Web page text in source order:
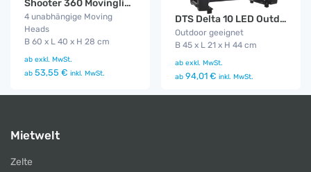
Shooter 360 Movinglight
4 unabhängige Moving
Heads
B 60 x L 40 x H 28 cm
ab exkl. MwSt.
ab 53,55 € inkl. MwSt.
DTS Delta 10 LED Outdoor Funk
Outdoor geeignet
B 45 x L 21 x H 44 cm
ab exkl. MwSt.
ab 94,01 € inkl. MwSt.
Mietwelt
Zelte